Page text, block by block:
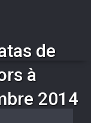
de
à
2014